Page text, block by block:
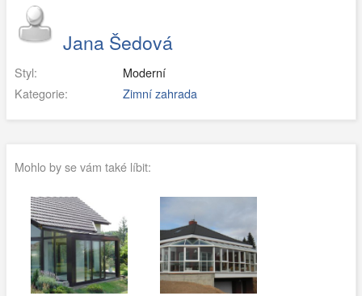
Jana Šedová
Styl:
Moderní
Kategorie:
Zimní zahrada
Mohlo by se vám také líbit: